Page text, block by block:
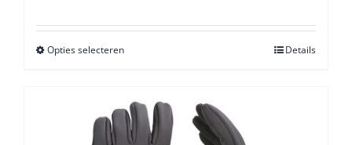
Opties selecterenDit
meerdere
variaties.
Deze
Details